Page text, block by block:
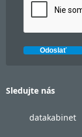
Sledujte nás
datakabinet